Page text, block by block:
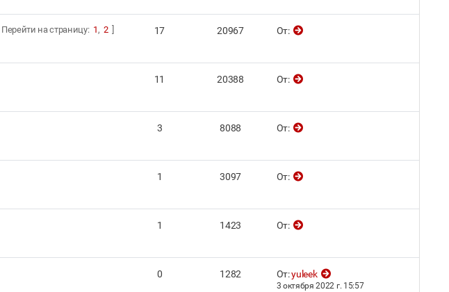
[ Перейти на страницу: 1, 2] 17 20967 От:
11 20388 От:
3 8088 От:
1 3097 От:
1 1423 От:
0 1282 От:yuleek
3 октября 2022 г. 15:57